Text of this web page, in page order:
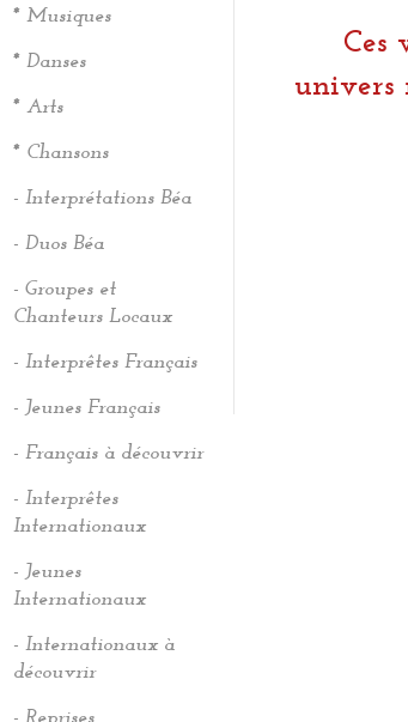
* Musiques
* Danses
* Arts
* Chansons
- Interprétations Béa
- Duos Béa
- Groupes et
Chanteurs Locaux
- Interprêtes Français
- Jeunes Français
- Français à découvrir
- Interprêtes
Internationaux
- Jeunes
Internationaux
- Internationaux à
découvrir
- Reprises
Ces
univers